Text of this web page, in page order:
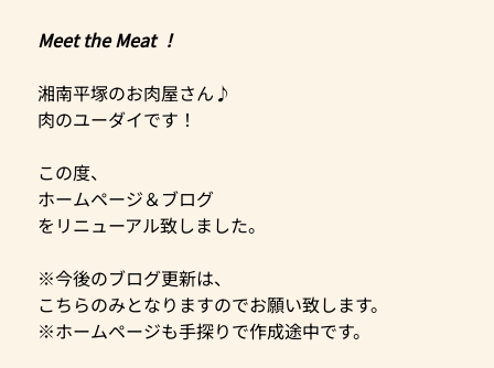
Meet the Meat ！
湘南平塚のお肉屋さん♪
肉のユーダイです！
この度、
ホームページ＆ブログ
をリニューアル致しました。
※今後のブログ更新は、
こちらのみとなりますのでお願い致します。
※ホームページも手探りで作成途中です。